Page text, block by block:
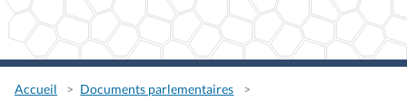
Accueil
Documents parlementaires